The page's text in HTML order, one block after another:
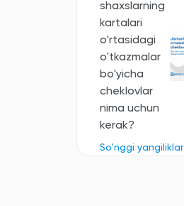
shaxslarning
kartalari
o'rtasidagi
o'tkazmalar
bo'yicha
cheklovlar
nima uchun
kerak?
So'nggi yangiliklar